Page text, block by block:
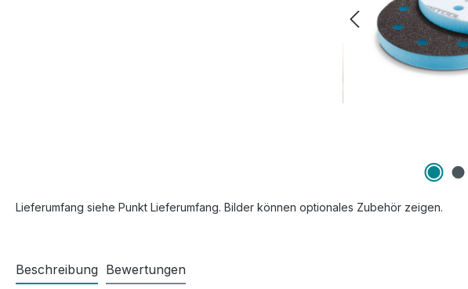
Lieferumfang siehe Punkt Lieferumfang. Bilder können optionales Zubehör zeigen.
Beschreibung Bewertungen